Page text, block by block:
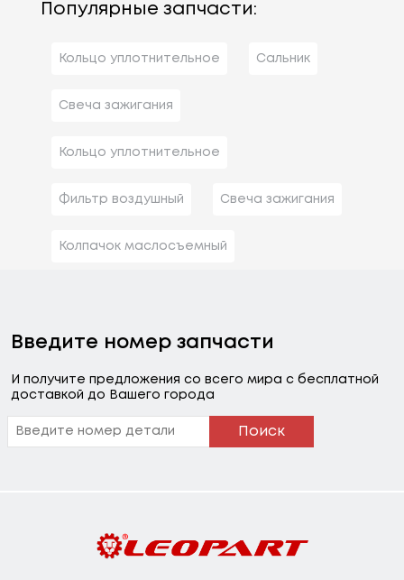
Популярные запчасти:
Кольцо уплотнительное Сальник
Свеча зажигания
Кольцо уплотнительное
Фильтр воздушный Свеча зажигания
Колпачок маслосъемный
Введите номер запчасти
И получите предложения со всего мира с бесплатной
доставкой до Вашего города
Поиск